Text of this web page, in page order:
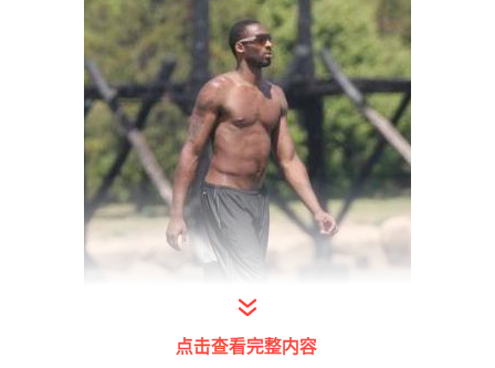
点击查看完整内容